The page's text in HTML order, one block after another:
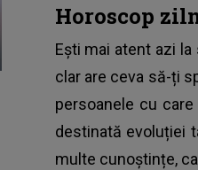
Horoscop
Ești mai atent azi la
clar are ceva să-ți
persoanele cu
destinată evoluției
multe cunoștințe,